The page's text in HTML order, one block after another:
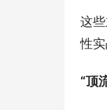
这
性
“顶